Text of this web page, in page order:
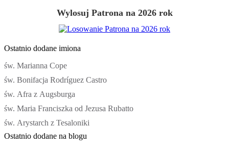
Wylosuj Patrona na 2026 rok
Ostatnio dodane imiona
św. Marianna Cope
św. Bonifacja Rodríguez Castro
św. Afra z Augsburga
św. Maria Franciszka od Jezusa Rubatto
św. Arystarch z Tesaloniki
Ostatnio dodane na blogu